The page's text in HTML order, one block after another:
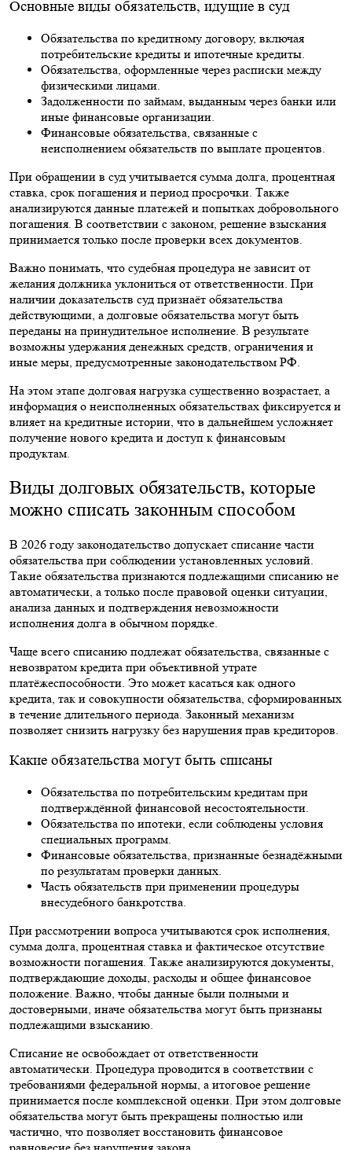
Основные виды обязательств, идущие в суд
Обязательства по кредитному договору, включая
потребительские кредиты и ипотечные кредиты.
Обязательства, оформленные через расписки между
физическими лицами.
Задолженности по займам, выданным через банки или
иные финансовые организации.
Финансовые обязательства, связанные с
неисполнением обязательств по выплате процентов.
При обращении в суд учитывается сумма долга, процентная
ставка, срок погашения и период просрочки. Также
анализируются данные платежей и попытках добровольного
погашения. В соответствии с законом, решение взыскания
принимается только после проверки всех документов.
Важно понимать, что судебная процедура не зависит от
желания должника уклониться от ответственности. При
наличии доказательств суд признаёт обязательства
действующими, а долговые обязательства могут быть
переданы на принудительное исполнение. В результате
возможны удержания денежных средств, ограничения и
иные меры, предусмотренные законодательством РФ.
На этом этапе долговая нагрузка существенно возрастает, а
информация о неисполненных обязательствах фиксируется и
влияет на кредитные истории, что в дальнейшем усложняет
получение нового кредита и доступ к финансовым
продуктам.
Виды долговых обязательств, которые
можно списать законным способом
В 2026 году законодательство допускает списание части
обязательства при соблюдении установленных условий.
Такие обязательства признаются подлежащими списанию не
автоматически, а только после правовой оценки ситуации,
анализа данных и подтверждения невозможности
исполнения долга в обычном порядке.
Чаще всего списанию подлежат обязательства, связанные с
невозвратом кредита при объективной утрате
платёжеспособности. Это может касаться как одного
кредита, так и совокупности обязательства, сформированных
в течение длительного периода. Законный механизм
позволяет снизить нагрузку без нарушения прав кредиторов.
Какие обязательства могут быть списаны
Обязательства по потребительским кредитам при
подтверждённой финансовой несостоятельности.
Обязательства по ипотеки, если соблюдены условия
специальных программ.
Финансовые обязательства, признанные безнадёжными
по результатам проверки данных.
Часть обязательств при применении процедуры
внесудебного банкротства.
При рассмотрении вопроса учитываются срок исполнения,
сумма долга, процентная ставка и фактическое отсутствие
возможности погашения. Также анализируются документы,
подтверждающие доходы, расходы и общее финансовое
положение. Важно, чтобы данные были полными и
достоверными, иначе обязательства могут быть признаны
подлежащими взысканию.
Списание не освобождает от ответственности
автоматически. Процедура проводится в соответствии с
требованиями федеральной нормы, а итоговое решение
принимается после комплексной оценки. При этом долговые
обязательства могут быть прекращены полностью или
частично, что позволяет восстановить финансовое